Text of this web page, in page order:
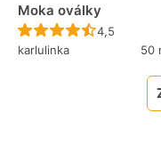
Moka oválky
Recept
4,5
karlulinka
50